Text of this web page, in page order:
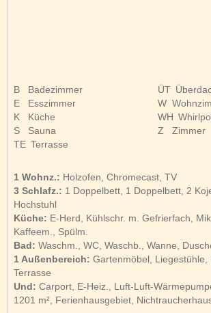
B
Badezimmer
E
Esszimmer
K
Küche
S
Sauna
TE Terrasse
ÜT
W
WH
Z
Zimmer
1 Wohnz.: Holzofen, Chromecast, TV
3 Schlafz.: 1 Doppelbett, 1 Doppelbett, 2
Hochstuhl
Küche: E-Herd, Kühlschr. m. Gefrierfach,
Kaffeem., Spülm.
Bad: Waschm., WC, Waschb., Wanne,
1 Außenbereich: Gartenmöbel, Liegestühle,
Terrasse
Und: Carport, E-Heiz., Luft-Luft-
1201 m², Ferienhausgebiet,